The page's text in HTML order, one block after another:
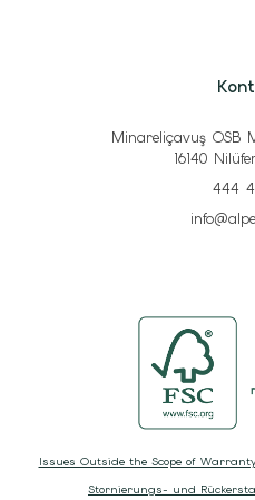
Minareliçavuş OSB
16140
444
Issues Outside the Scope of Warranty
Stornierungs- und